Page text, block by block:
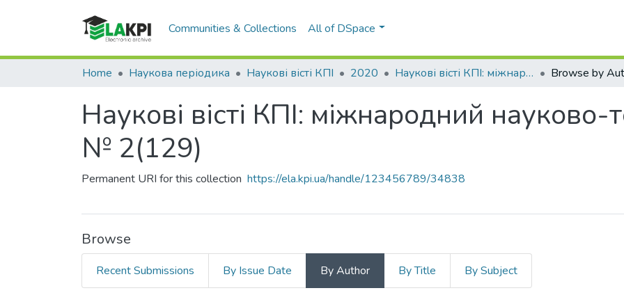
Communities & Collections All of DSpace
Home Наукова періодика Наукові вісті КПІ 2020 Наукові вісті КПІ: міжнародний науково-технічний журнал, № 2(129) Browse by
Наукові вісті КПІ: міжнародний
№ 2(129)
Permanent URI for this collection https://ela.kpi.ua/handle/123456789/34838
Browse
Recent Submissions By Issue Date By Author By Title By Subject